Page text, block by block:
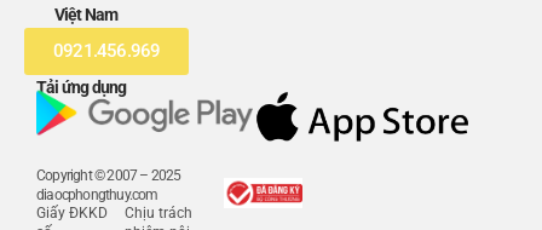
Việt Nam
0921.456.969
Tải ứng dụng
Copyright © 2007 – 2025
diaocphongthuy.com
Giấy ĐKKD
Chịu trách